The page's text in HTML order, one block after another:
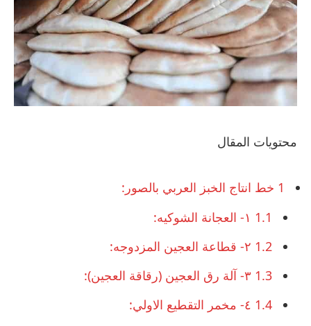
محتويات المقال
1 خط انتاج الخبز العربي بالصور:
1.1
1.2
1.3
1.4